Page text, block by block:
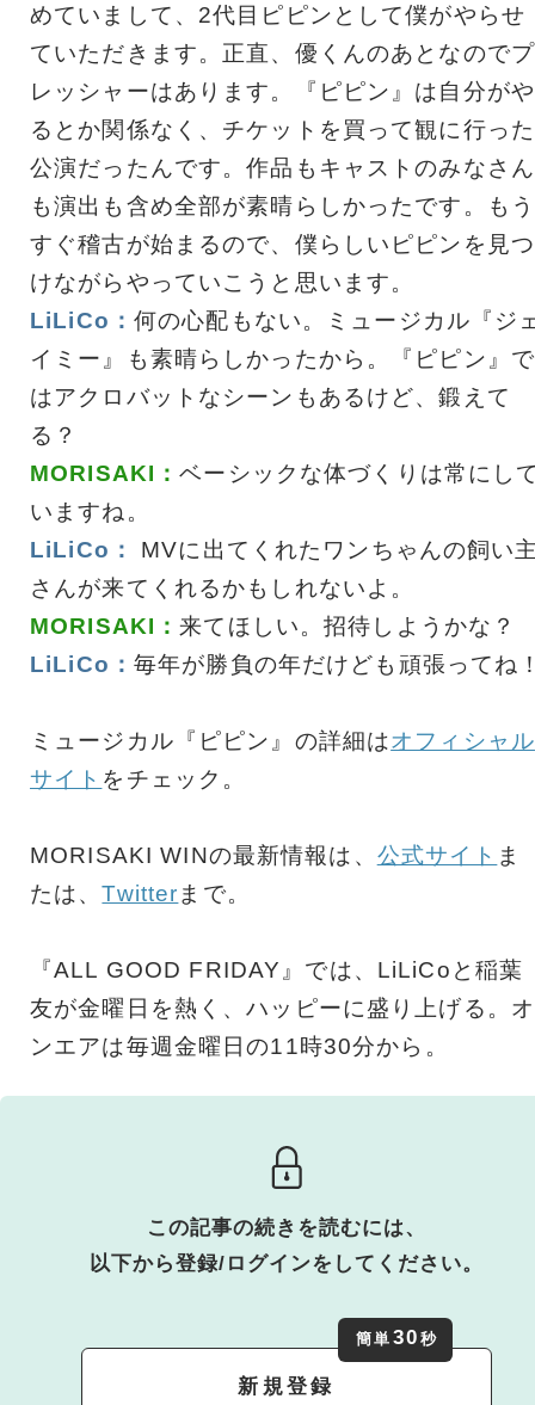
めていまして、2代目ピピンとして僕がやらせ
ていただきます。正直、優くんのあとなのでプ
レッシャーはあります。『ピピン』は自分がや
るとか関係なく、チケットを買って観に行った
公演だったんです。作品もキャストのみなさん
も演出も含め全部が素晴らしかったです。もう
すぐ稽古が始まるので、僕らしいピピンを見つ
けながらやっていこうと思います。
LiLiCo： 何の心配もない。ミュージカル『ジ
イミー』も素晴らしかったから。『ピピン』で
はアクロバットなシーンもあるけど、鍛えて
る？
MORISAKI：ベーシックな体づくりは常にし
いますね。
LiLiCo：
MVに出てくれたワンちゃんの飼い
さんが来てくれるかもしれないよ。
MORISAKI：来てほしい。招待しようかな？
LiLiCo： 毎年が勝負の年だけども頑張ってね
ミュージカル『ピピン』の詳細はオフィシャル
サイト をチェック。
MORISAKI WINの最新情報は、 公式サイト ま
たは、Twitter まで。
『ALL GOOD FRIDAY』では、LiLiCoと稲葉
友が金曜日を熱く、ハッピーに盛り上げる。オ
ンエアは毎週金曜日の11時30分から。
この記事の続きを読むには、
以下から登録/ログインをしてください。
新規登録
簡単 30 秒